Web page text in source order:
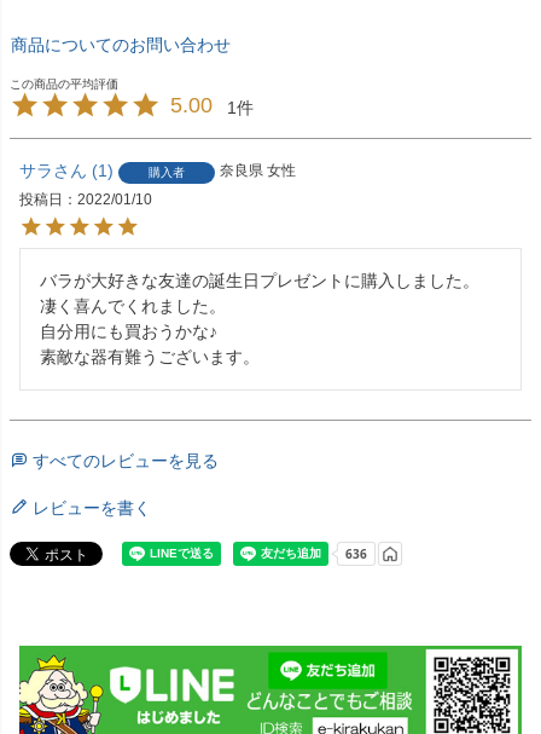
商品についてのお問い合わせ
5.00 1
サラ 1 購入者 奈良県 女性
投稿日
2022/01/10
バラが大好きな友達の誕生日プレゼントに購入しました。
凄く喜んでくれました。
自分用にも買おうかな♪
素敵な器有難うございます。
すべてのレビューを見る
レビューを書く